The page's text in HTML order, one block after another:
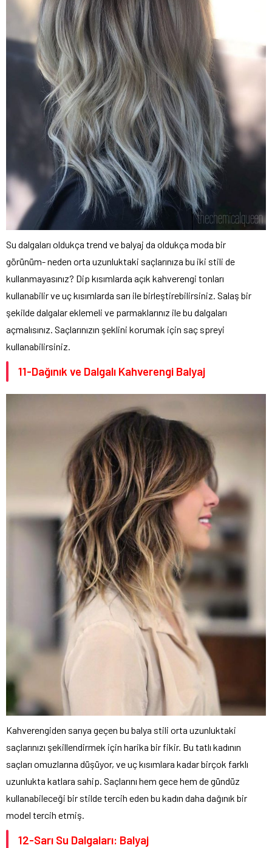
Su dalgaları oldukça trend ve balyaj da oldukça moda bir
görünüm- neden orta uzunluktaki saçlarınıza bu iki stili de
kullanmayasınız? Dip kısımlarda açık kahverengi tonları
kullanabilir ve uç kısımlarda sarı ile birleştirebilirsiniz. Salaş bir
şekilde dalgalar eklemeli ve parmaklarınız ile bu dalgaları
açmalısınız. Saçlarınızın şeklini korumak için saç spreyi
kullanabilirsiniz.
11-Dağınık ve Dalgalı Kahverengi Balyaj
Kahverengiden sarıya geçen bu balya stili orta uzunluktaki
saçlarınızı şekillendirmek için harika bir fikir. Bu tatlı kadının
saçları omuzlarına düşüyor, ve uç kısımlara kadar birçok farklı
uzunlukta katlara sahip. Saçlarını hem gece hem de gündüz
kullanabileceği bir stilde tercih eden bu kadın daha dağınık bir
model tercih etmiş.
12-Sarı Su Dalgaları: Balyaj